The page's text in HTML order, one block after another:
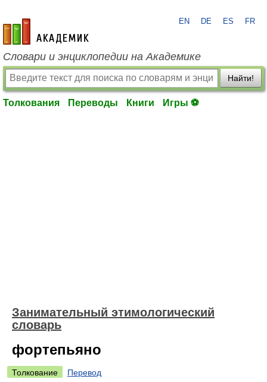
academic.ru
EN DE ES FR
Словари и энциклопедии на Академике
Найти!
Толкования Переводы Книги Игры ⚽
Занимательный этимологический
словарь
фортепьяно
Толкование
Перевод